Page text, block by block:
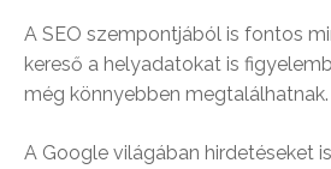
A SEO szempontjából is fontos
kereső a helyadatokat is
még könnyebben megtalálhatnak.
A Google világában hirdetéseket